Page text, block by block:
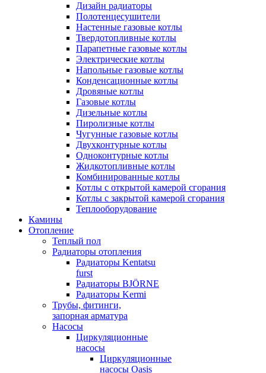
Дизайн радиаторы
Полотенцесушители
Настенные газовые котлы
Твердотопливные котлы
Парапетные газовые котлы
Электрические котлы
Напольные газовые котлы
Конденсационные котлы
Дровяные котлы
Газовые котлы
Дизельные котлы
Пиролизные котлы
Чугунные газовые котлы
Двухконтурные котлы
Одноконтурные котлы
Жидкотопливные котлы
Комбинированные котлы
Котлы с открытой камерой сгорания
Котлы с закрытой камерой сгорания
Теплооборудование
Камины
Отопление
Теплый пол
Радиаторы отопления
Радиаторы Kentatsu
furst
Радиаторы BJÖRNE
Радиаторы Kermi
Трубы, фитинги,
запорная арматура
Насосы
Циркуляционные
насосы
Циркуляционные
насосы Oasis